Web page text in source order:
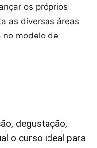
os próprios
as diversas áreas
no modelo de
degustação,
o curso ideal para